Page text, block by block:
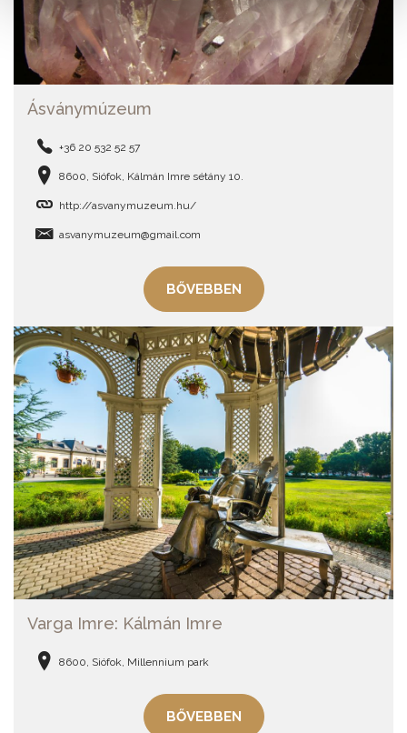
Ásványmúzeum
+36 20 532 52 57
8600, Siófok, Kálmán Imre sétány 10.
http://asvanymuzeum.hu/
asvanymuzeum@gmail.com
BŐVEBBEN
Varga Imre: Kálmán Imre
8600, Siófok, Millennium park
BŐVEBBEN